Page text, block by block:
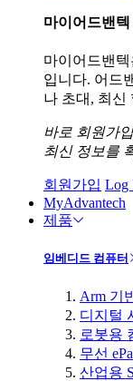
마이어드밴텍
마이어드밴
입니다. 어드
나 초대, 최신
바로 회원가
최신 정보를
회원가입 Log
MyAdvantech
제품
임베디드 컴퓨터
Arm 기
디지털
로봇용
무선
산업용